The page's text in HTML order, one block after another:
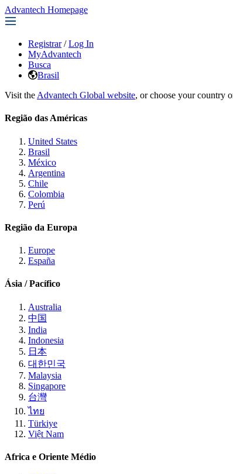
Advantech Homepage
Registrar / Log In
MyAdvantech
Busca
Brasil
Visit the Advantech Global website, or choose your country
Região das Américas
United States
Brasil
México
Argentina
Chile
Colombia
Perú
Região da Europa
Europe
España
Ásia / Pacífico
Australia
中国
India
Indonesia
日本
대한민국
Malaysia
Singapore
台灣
ไทย
Türkiye
Việt Nam
Africa e Oriente Médio